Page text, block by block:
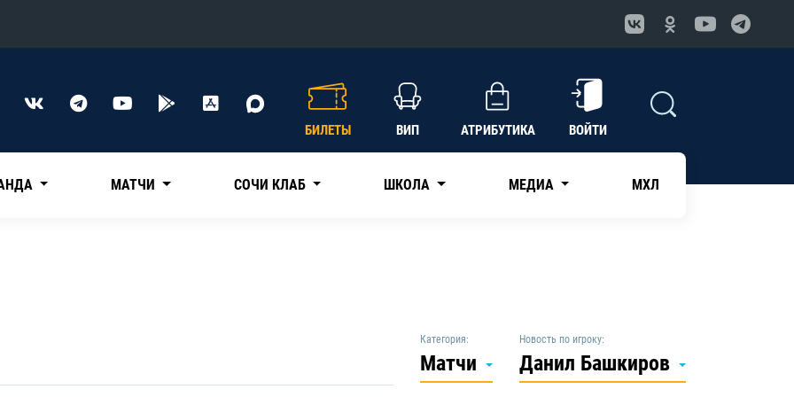
Конференция «Восток»
КХЛ
БИЛЕТЫ ВИП АТРИБУТИКА ВОЙТИ
МАТЧИ СОЧИ КЛАБ ШКОЛА МЕДИА МХЛ
Категория:
Матчи
Новость по игроку:
Данил Башкиров